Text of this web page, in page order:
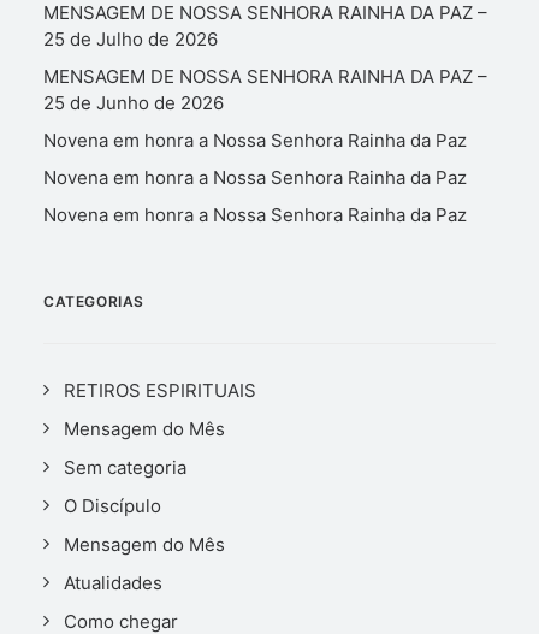
MENSAGEM DE NOSSA SENHORA RAINHA DA PAZ –
25 de Julho de 2026
MENSAGEM DE NOSSA SENHORA RAINHA DA PAZ –
25 de Junho de 2026
Novena em honra a Nossa Senhora Rainha da Paz
Novena em honra a Nossa Senhora Rainha da Paz
Novena em honra a Nossa Senhora Rainha da Paz
CATEGORIAS
RETIROS ESPIRITUAIS
Mensagem do Mês
Sem categoria
O Discípulo
Mensagem do Mês
Atualidades
Como chegar